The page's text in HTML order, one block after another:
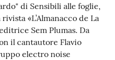
di Sensibili alle foglie,
«L’Almanacco de La
Sem Plumas. Da
il cantautore Flavio
electro noise